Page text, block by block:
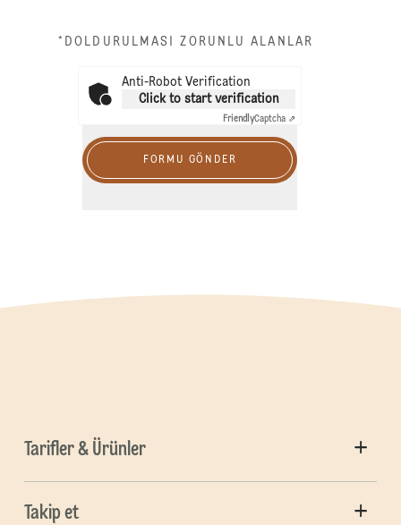
*DOLDURULMASI ZORUNLU ALANLAR
Anti-Robot Verification
Click to start verification
FriendlyCaptcha ⇗
FORMU GÖNDER
Tarifler & Ürünler
Takip et